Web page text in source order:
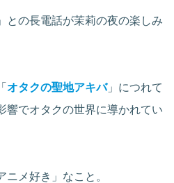
」との長電話が茉莉の夜の楽しみ
オタクの聖地アキバ」につれて
響でオタクの世界に導かれてい
メ好き」なこと。